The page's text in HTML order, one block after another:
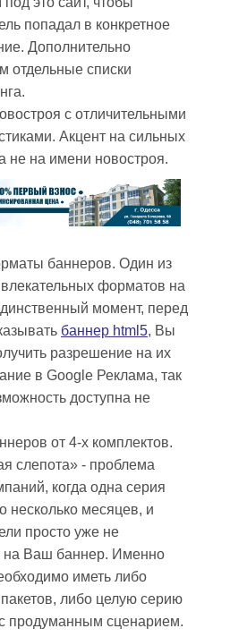
попадал в конкретное
Дополнительно
отдельные списки
с отличительными
Акцент на сильных
не на имени новостроя.
баннеров. Один из
форматов на
момент, перед
баннер html5, Вы
разрешение на их
в Google Реклама, так
доступна не
от 4-х комплектов.
слепота» - проблема
когда одна серия
несколько месяцев, и
просто уже не
на Ваш баннер. Именно
иметь либо
пакетов, либо целую серию
продуманным сценарием.